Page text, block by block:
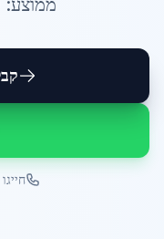
ממוצע: